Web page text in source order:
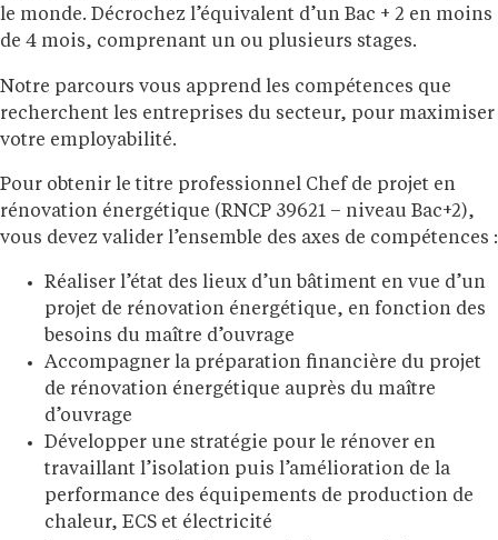
le monde. Décrochez l’équivalent d’un Bac + 2 en moins
de 4 mois, comprenant un ou plusieurs stages.
Notre parcours vous apprend les compétences que
recherchent les entreprises du secteur, pour maximiser
votre employabilité.
Pour obtenir le titre professionnel Chef de projet en
rénovation énergétique (RNCP 39621 – niveau Bac+2),
vous devez valider l’ensemble des axes de compétences :
Réaliser l’état des lieux d’un bâtiment en vue d’un
projet de rénovation énergétique, en fonction des
besoins du maître d’ouvrage
Accompagner la préparation financière du projet
de rénovation énergétique auprès du maître
d’ouvrage
Développer une stratégie pour le rénover en
travaillant l’isolation puis l’amélioration de la
performance des équipements de production de
chaleur, ECS et électricité